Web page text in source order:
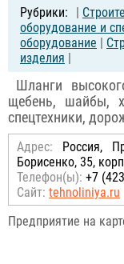
|
оборудование и
оборудование |
изделия |
Шланги
щебень, шайбы,
спецтехники,
Адрес: Россия,
Борисенко, 35,
Телефон(ы): +7
Сайт: tehnoliniya.ru
Предприятие на